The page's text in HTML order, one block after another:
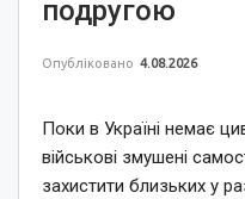
подругою
Опубліковано 4.08.2026
Поки в Україні немає
військові змушені
захистити близьких у